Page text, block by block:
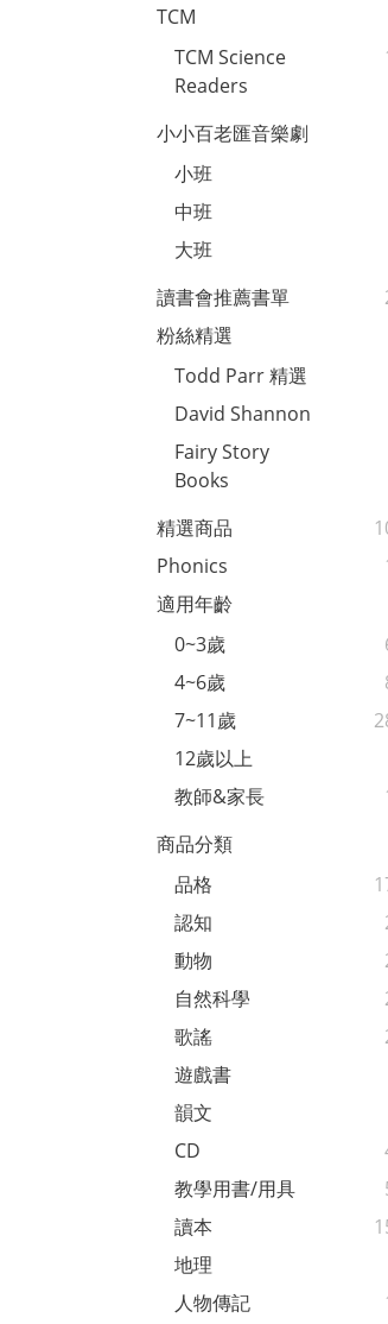
TCM
TCM Science
Readers
小小百老匯音樂劇
小班
中班
大班
讀書會推薦書單
粉絲精選
Todd Parr 精選
David Shannon
Fairy Story
Books
精選商品
Phonics
適用年齡
0~3歲
4~6歲
7~11歲
12歲以上
教師&家長
商品分類
品格
認知
動物
自然科學
歌謠
遊戲書
韻文
CD
教學用書/用具
讀本
地理
人物傳記